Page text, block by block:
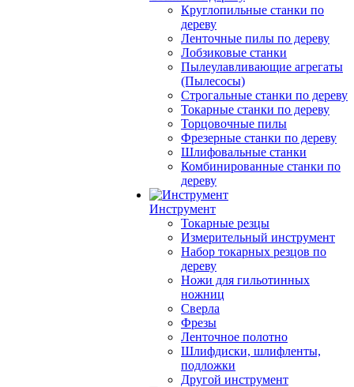
Круглопильные станки по
дереву
Ленточные пилы по дереву
Лобзиковые станки
Пылеулавливающие агрегаты
(Пылесосы)
Строгальные станки по дереву
Токарные станки по дереву
Торцовочные пилы
Фрезерные станки по дереву
Шлифовальные станки
Комбинированные станки по
дереву
Инструмент
Токарные резцы
Измерительный инструмент
Набор токарных резцов по
дереву
Ножи для гильотинных
ножниц
Сверла
Фрезы
Ленточное полотно
Шлифдиски, шлифленты,
подложки
Другой инструмент